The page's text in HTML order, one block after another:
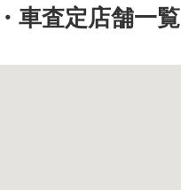
車査定店舗一覧